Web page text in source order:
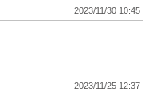
2023/11/30 10:45
2023/11/25 12:37